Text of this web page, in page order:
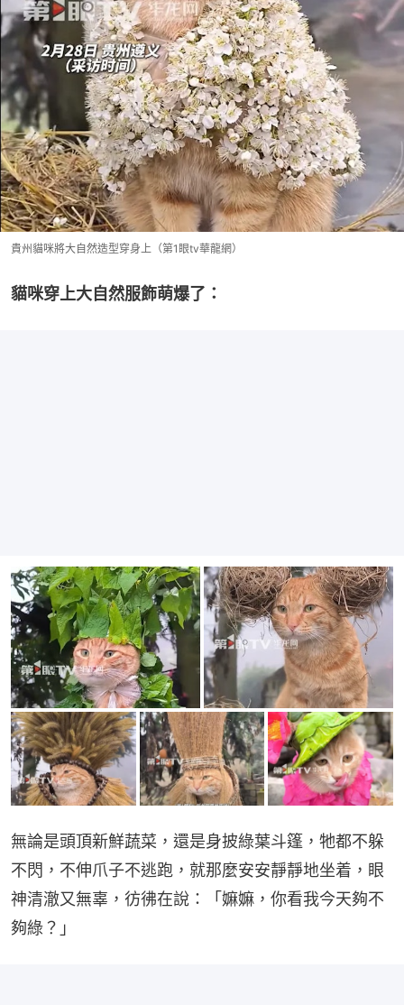
貴州貓咪將大自然造型穿身上（第1眼tv華龍網）
貓咪穿上大自然服飾萌爆了：
無論是頭頂新鮮蔬菜，還是身披綠葉斗篷，牠都不躲
不閃，不伸爪子不逃跑，就那麼安安靜靜地坐着，眼
神清澈又無辜，彷彿在說：「嫲嫲，你看我今天夠不
夠綠？」